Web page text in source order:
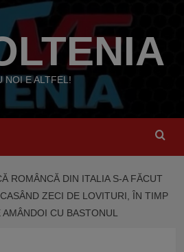
NOI E ALTFEL!
ROMÂNCĂ DIN ITALIA S-A FĂCUT
ZECI DE LOVITURI, ÎN TIMP
CU BASTONUL